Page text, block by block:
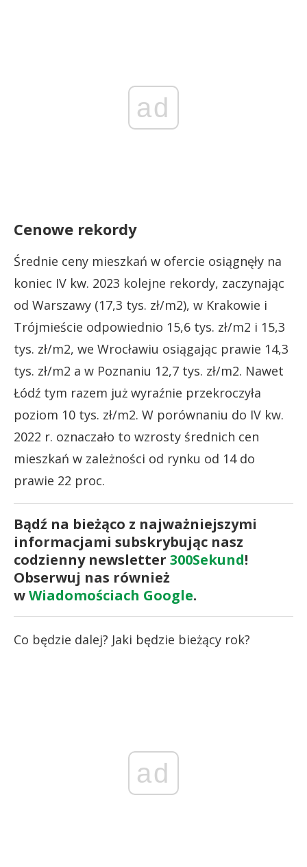
ad
Cenowe rekordy
Średnie ceny mieszkań w ofercie osiągnęły na
koniec IV kw. 2023 kolejne rekordy, zaczynając
od Warszawy (17,3 tys. zł/m2), w Krakowie i
Trójmieście odpowiednio 15,6 tys. zł/m2 i 15,3
tys. zł/m2, we Wrocławiu osiągając prawie 14,3
tys. zł/m2 a w Poznaniu 12,7 tys. zł/m2. Nawet
Łódź tym razem już wyraźnie przekroczyła
poziom 10 tys. zł/m2. W porównaniu do IV kw.
2022 r. oznaczało to wzrosty średnich cen
mieszkań w zależności od rynku od 14 do
prawie 22 proc.
Bądź na bieżąco z najważniejszymi
informacjami subskrybując nasz
codzienny newsletter 300Sekund!
Obserwuj nas również
wWiadomościach Google.
Co będzie dalej? Jaki będzie bieżący rok?
ad